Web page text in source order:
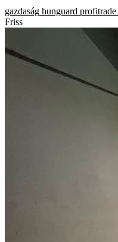
gazdaság hunguard profitrade
Friss